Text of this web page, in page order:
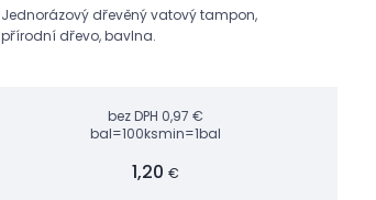
Jednorázový dřevěný vatový tampon,
přírodní dřevo, bavlna.
bez DPH 0,97 €
bal=100ksmin=1bal
1,20€